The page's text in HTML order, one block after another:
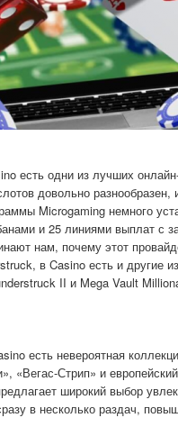
есть одни из лучших
довольно разнообразен,
Microgaming немного
и 25 линиями выплат с
нам, почему этот
в Casino есть и другие
II и Mega Vault
есть невероятная
«Вегас-Стрип» и
широкий выбор
в несколько раздач,